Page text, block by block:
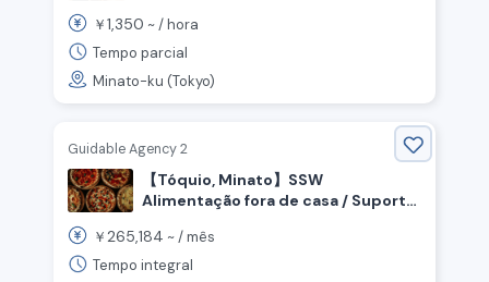
￥1,350 ~ /hora
Tempo parcial
Minato-ku (Tokyo)
Guidable Agency 2
【Tóquio, Minato】SSW
Alimentação fora de casa / Suporte
recrutando chef para atuar em
cozinha aberta!
￥265,184 ~ /mês
Tempo integral